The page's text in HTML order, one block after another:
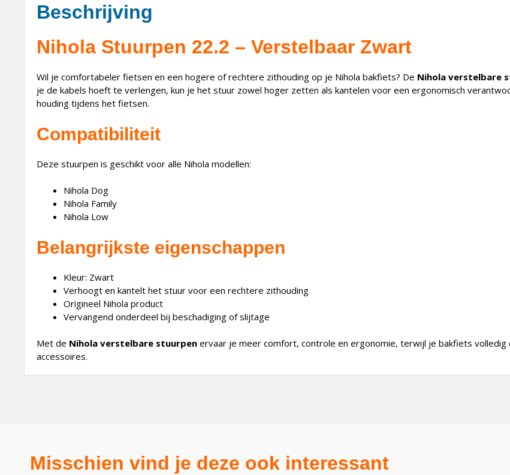
Beschrijving
Nihola Stuurpen 22.2 – Verstelbaar Zwart
Wil je comfortabeler fietsen en een hogere of rechtere zithouding op je Nihola bakfiets? De Nihola verstelbare
je de kabels hoeft te verlengen, kun je het stuur zowel hoger zetten als kantelen voor een ergonomisch
houding tijdens het fietsen.
Compatibiliteit
Deze stuurpen is geschikt voor alle Nihola modellen:
Nihola Dog
Nihola Family
Nihola Low
Belangrijkste eigenschappen
Kleur: Zwart
Verhoogt en kantelt het stuur voor een rechtere zithouding
Origineel Nihola product
Vervangend onderdeel bij beschadiging of slijtage
Met de Nihola verstelbare stuurpen ervaar je meer comfort, controle en ergonomie, terwijl je bakfiets
accessoires.
Misschien vind je deze ook interessant